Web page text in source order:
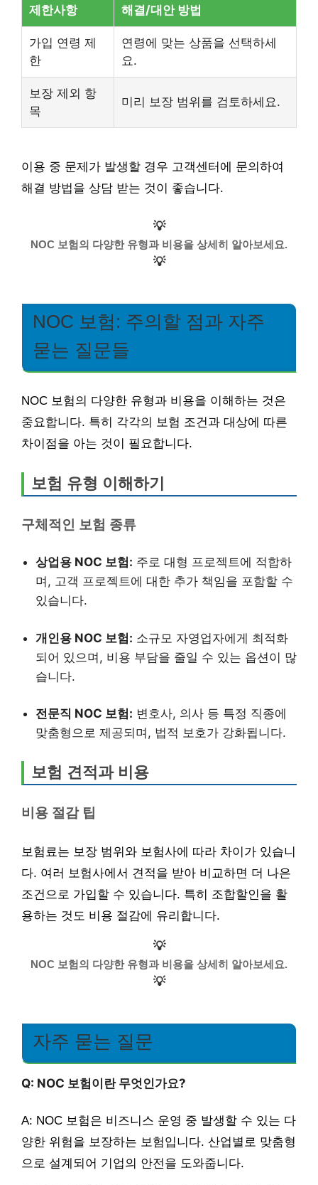
제한사항 해결/대안 방법
가입 연령 제
한
연령에 맞는 상품을 선택하세
요.
보장 제외 항
목
미리 보장 범위를 검토하세요.
이용 중 문제가 발생할 경우 고객센터에 문의하여
해결 방법을 상담 받는 것이 좋습니다.
💡
NOC 보험의 다양한 유형과 비용을 상세히 알아보세요.
💡
NOC 보험: 주의할 점과 자주
묻는 질문들
NOC 보험의 다양한 유형과 비용을 이해하는 것은
중요합니다. 특히 각각의 보험 조건과 대상에 따른
차이점을 아는 것이 필요합니다.
보험 유형 이해하기
구체적인 보험 종류
상업용 NOC 보험: 주로 대형 프로젝트에 적합하
며, 고객 프로젝트에 대한 추가 책임을 포함할 수
있습니다.
개인용 NOC 보험: 소규모 자영업자에게 최적화
되어 있으며, 비용 부담을 줄일 수 있는 옵션이 많
습니다.
전문직 NOC 보험: 변호사, 의사 등 특정 직종에
맞춤형으로 제공되며, 법적 보호가 강화됩니다.
보험 견적과 비용
비용 절감 팁
보험료는 보장 범위와 보험사에 따라 차이가 있습니
다. 여러 보험사에서 견적을 받아 비교하면 더 나은
조건으로 가입할 수 있습니다. 특히 조합할인을 활
용하는 것도 비용 절감에 유리합니다.
💡
NOC 보험의 다양한 유형과 비용을 상세히 알아보세요.
💡
자주 묻는 질문
Q: NOC 보험이란 무엇인가요?
A: NOC 보험은 비즈니스 운영 중 발생할 수 있는 다
양한 위험을 보장하는 보험입니다. 산업별로 맞춤형
으로 설계되어 기업의 안전을 도와줍니다.